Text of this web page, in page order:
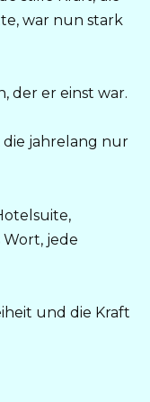
war nun stark
der er einst war.
die jahrelang nur
jede
und die Kraft